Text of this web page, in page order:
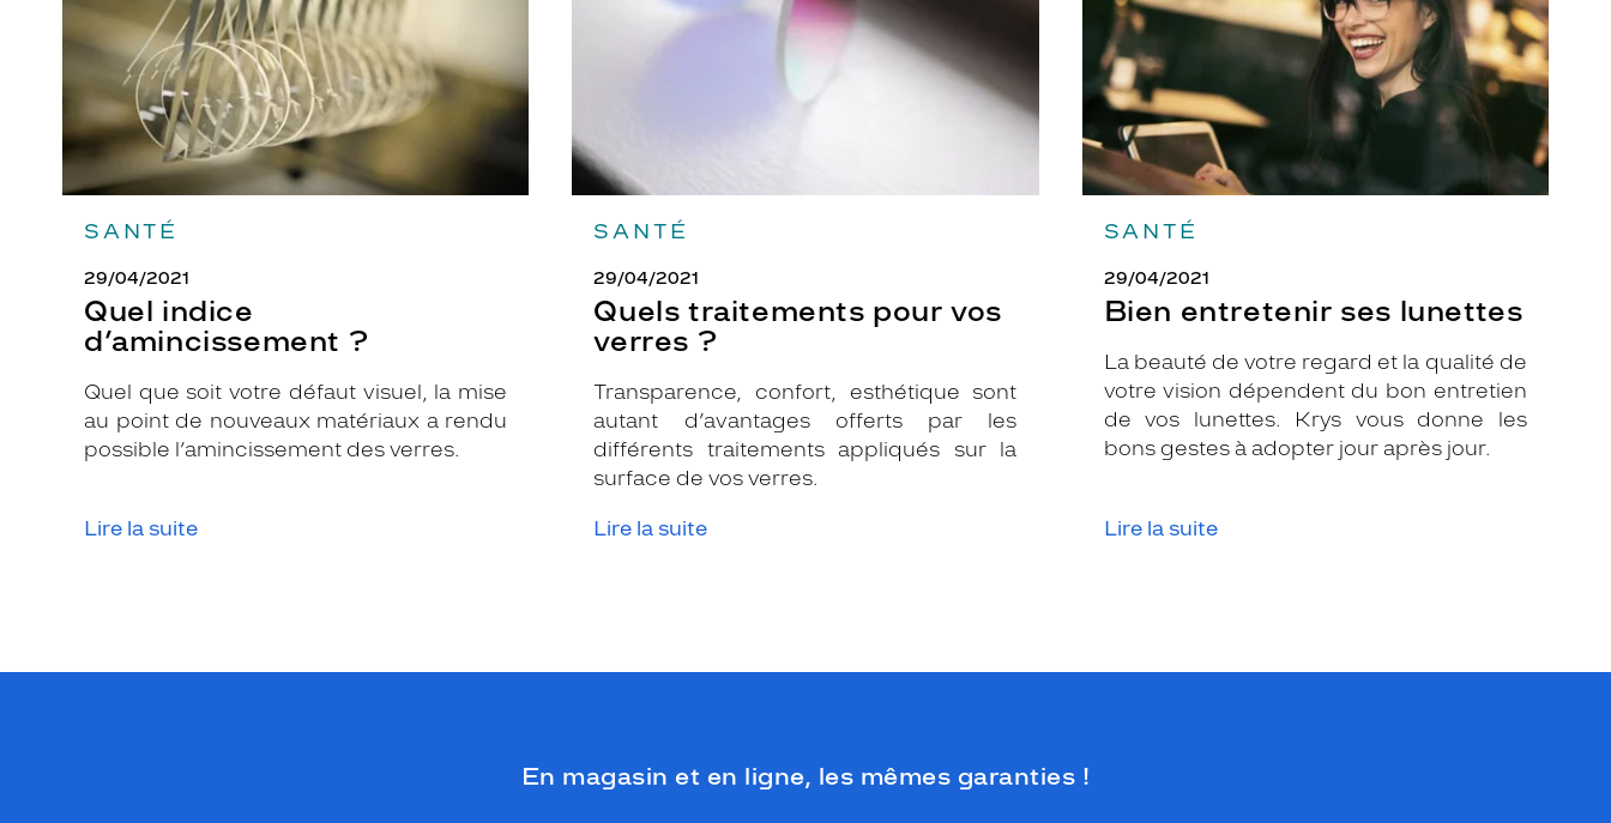
SANTÉ
29/04/2021
Quel indice
d’amincissement ?
Quel que soit votre défaut visuel, la mise
au point de nouveaux matériaux a rendu
possible l’amincissement des verres.
Lire la suite
SANTÉ
29/04/2021
Quels traitements pour vos
verres ?
Transparence, confort, esthétique sont
autant d’avantages offerts par les
différents traitements appliqués sur la
surface de vos verres.
Lire la suite
SANTÉ
29/04/2021
Bien entretenir ses lunettes
La beauté de votre regard et la qualité de
votre vision dépendent du bon entretien
de vos lunettes. Krys vous donne les
bons gestes à adopter jour après jour.
Lire la suite
En magasin et en ligne, les mêmes garanties !